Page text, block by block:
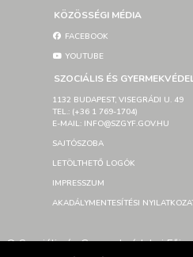
KÖZÖSSÉGI MÉDIA
FACEBOOK
YOUTUBE
SZOCIÁLIS ÉS
1132 BUDAPEST, VISEGRÁDI U. 49
TEL.: (+36 1 769-1704)
E-MAIL: INFO@SZGYF.GOV.HU
SAJTÓSZOBA
LETÖLTHETŐ LOGÓK
IMPRESSZUM
AKADÁLYMENTESÍTÉSI
© Szociális és Gyermekvédelmi